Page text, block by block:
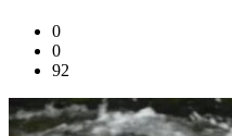
0
0
92